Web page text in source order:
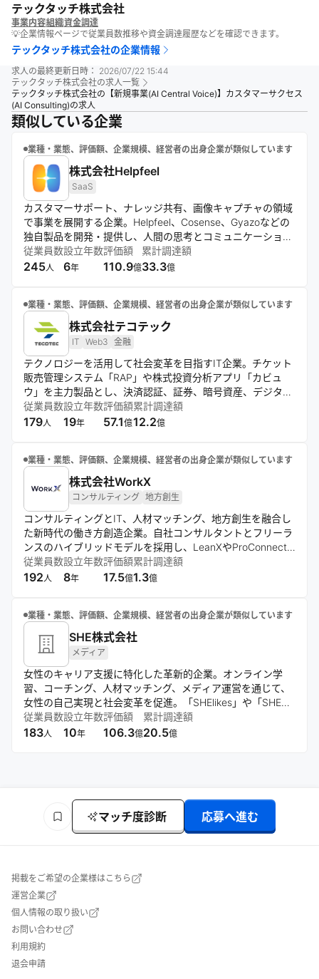
テックタッチ株式会社
事業内容組織資金調達
💡企業情報ページで従業員数推移や資金調達履歴などを確認できます。
テックタッチ株式会社の企業情報
求人の最終更新日時： 2026/07/22 15:44
テックタッチ株式会社の求人一覧
テックタッチ株式会社の【新規事業(AI Central Voice)】カスタマーサクセス
(AI Consulting)の求人
類似している企業
業種・業態、評価額、企業規模、経営者の出身企業が類似しています
株式会社Helpfeel
SaaS
カスタマーサポート、ナレッジ共有、画像キャプチャの領域
で事業を展開する企業。Helpfeel、Cosense、Gyazoなどの
独自製品を開発・提供し、人間の思考とコミュニケーション
の加速を目指す。独自技術と革新的な働き方を通じて、情報
格差の解消と人々の可能性拡大に取り組んでいる。
従業員数
245人
設立年数
6年
評価額
110.9億
累計調達額
33.3億
業種・業態、評価額、企業規模、経営者の出身企業が類似しています
株式会社テコテック
IT Web3 金融
テクノロジーを活用して社会変革を目指すIT企業。チケット
販売管理システム「RAP」や株式投資分析アプリ「カビュ
ウ」を主力製品とし、決済認証、証券、暗号資産、デジタル
コンテンツ、マーケティングの5つの事業領域で展開。ブロ
ックチェーン技術やNFT開発にも注力し、新しい技術で社会
従業員数
179人
設立年数
19年
評価額
57.1億
累計調達額
12.2億
業種・業態、評価額、企業規模、経営者の出身企業が類似しています
株式会社WorkX
コンサルティング 地方創生
コンサルティングとIT、人材マッチング、地方創生を融合し
た新時代の働き方創造企業。自社コンサルタントとフリーラ
ンスのハイブリッドモデルを採用し、LeanXやProConnect
などのサービスを通じて、スキル重視の人材流動性の高い社
会モデルの実現を目指す。データ分析から実行までを一貫し
従業員数
192 人
設立年数
8年
評価額
17.5億
累計調達額
1.3億
業種・業態、評価額、企業規模、経営者の出身企業が類似しています
SHE株式会社
メディア
女性のキャリア支援に特化した革新的企業。オンライン学
習、コーチング、人材マッチング、メディア運営を通じて、
女性の自己実現と社会変革を促進。「SHElikes」や「SHE
WORKS」などのプラットフォームを軸に、学びと働きの循
環を創出し、多様な職種スキルの習得を支援する。
従業員数
183人
設立年数
10年
評価額
106.3億
累計調達額
20.5億
マッチ度診断 応募へ進む
掲載をご希望の企業様はこちら
運営企業
個人情報の取り扱い
お問い合わせ
利用規約
退会申請